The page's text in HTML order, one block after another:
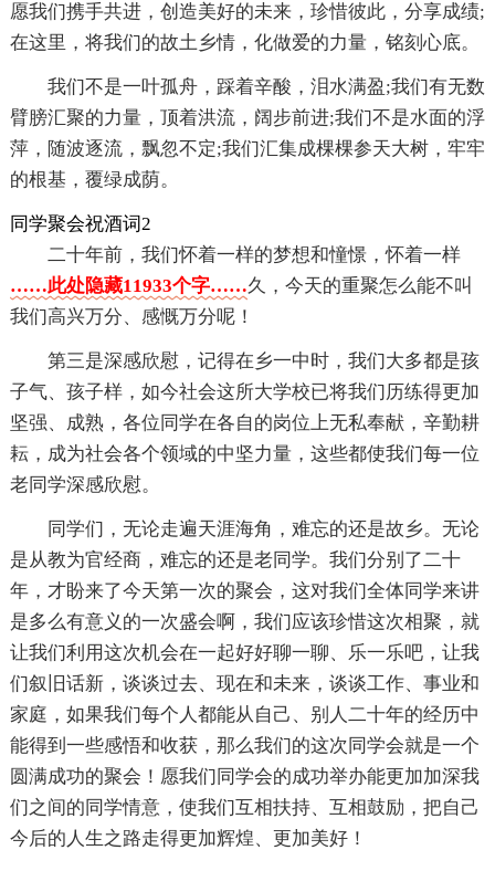
愿我们携手共进，创造美好的未来，珍惜彼此，分享成绩;
在这里，将我们的故土乡情，化做爱的力量，铭刻心底。
我们不是一叶孤舟，踩着辛酸，泪水满盈;我们有无数
臂膀汇聚的力量，顶着洪流，阔步前进;我们不是水面的浮
萍，随波逐流，飘忽不定;我们汇集成棵棵参天大树，牢牢
的根基，覆绿成荫。
同学聚会祝酒词2
二十年前，我们怀着一样的梦想和憧憬，怀着一样
……此处隐藏11933个字……久，今天的重聚怎么能不叫
我们高兴万分、感慨万分呢！
第三是深感欣慰，记得在乡一中时，我们大多都是孩
子气、孩子样，如今社会这所大学校已将我们历练得更加
坚强、成熟，各位同学在各自的岗位上无私奉献，辛勤耕
耘，成为社会各个领域的中坚力量，这些都使我们每一位
老同学深感欣慰。
同学们，无论走遍天涯海角，难忘的还是故乡。无论
是从教为官经商，难忘的还是老同学。我们分别了二十
年，才盼来了今天第一次的聚会，这对我们全体同学来讲
是多么有意义的一次盛会啊，我们应该珍惜这次相聚，就
让我们利用这次机会在一起好好聊一聊、乐一乐吧，让我
们叙旧话新，谈谈过去、现在和未来，谈谈工作、事业和
家庭，如果我们每个人都能从自己、别人二十年的经历中
能得到一些感悟和收获，那么我们的这次同学会就是一个
圆满成功的聚会！愿我们同学会的成功举办能更加加深我
们之间的同学情意，使我们互相扶持、互相鼓励，把自己
今后的人生之路走得更加辉煌、更加美好！